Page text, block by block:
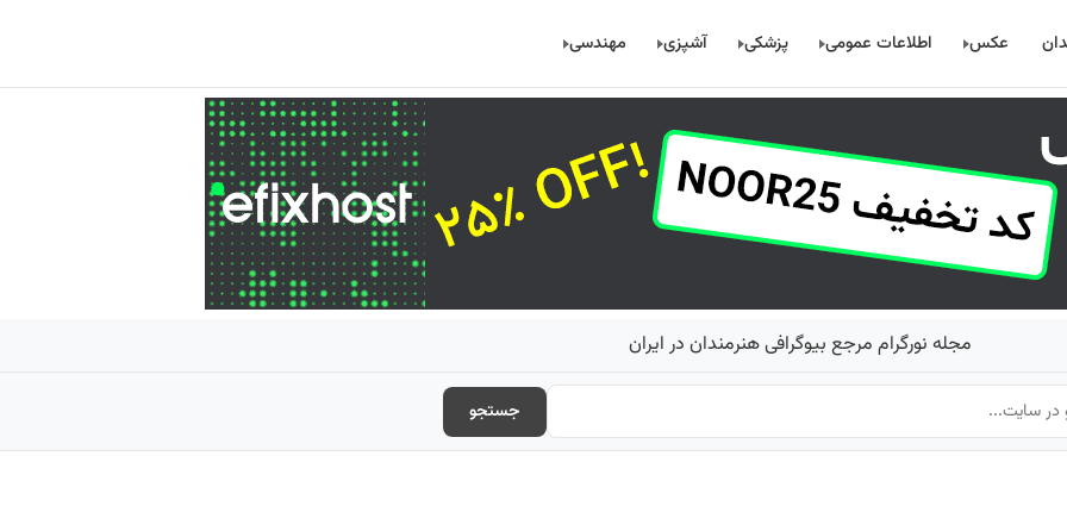
عکس اطلاعات عمومی پزشکی آشپزی مهندسی
مجله نورگرام مرجع بیوگرافی هنرمندان در ایران
جستجو